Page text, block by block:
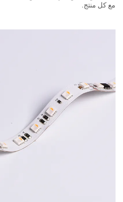
مع كل منتج.